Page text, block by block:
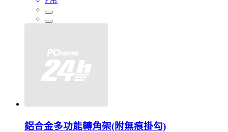
鋁合金多功能轉角架(附無痕掛勾)